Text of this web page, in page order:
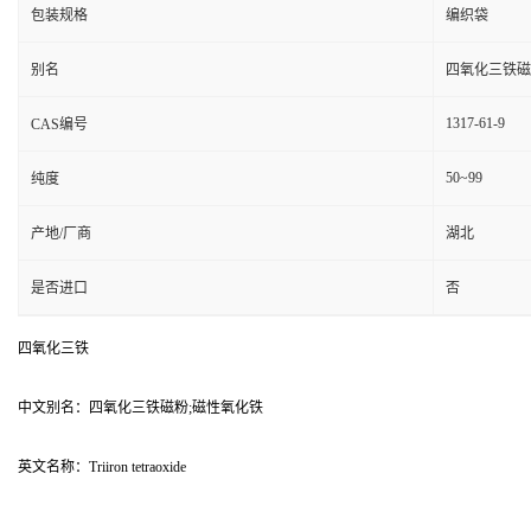
包装规格 编织袋
别名 四氧化三铁
CAS编号 1317-61-9
纯度 50~99
产地/厂商 湖北
是否进口 否
四氧化三铁
中文别名：四氧化三铁磁粉;磁性氧化铁
英文名称：Triiron tetraoxide